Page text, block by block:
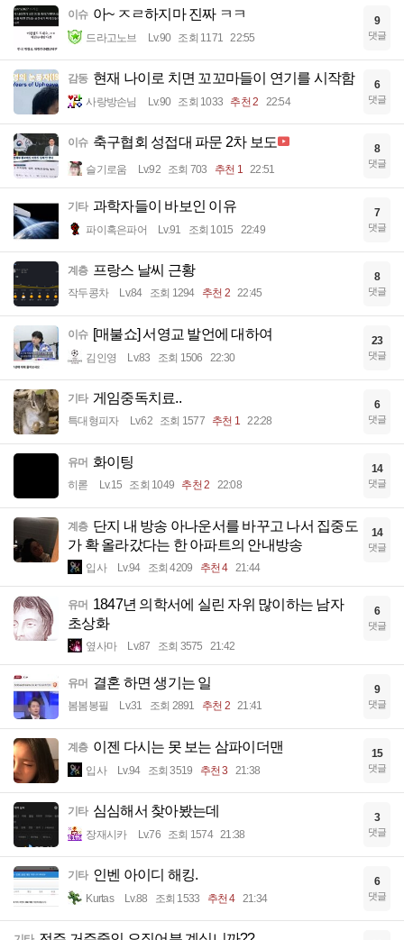
이슈 아~ ㅈㄹ하지마 진짜 ㅋㅋ
드라고노브 Lv.90 조회 1171 22:55
9
댓글
감동 현재 나이로 치면 꼬꼬마들이 연기를 시작함
사랑방손님 Lv.90 조회 1033 추천 2 22:54
6
댓글
이슈 축구협회 성접대 파문 2차 보도
슬기로움 Lv.92 조회 703 추천 1 22:51
8
댓글
기타 과학자들이 바보인 이유
파이혹은파어 Lv.91 조회 1015 22:49
7
댓글
계층 프랑스 날씨 근황
작두콩차 Lv.84 조회 1294 추천 2 22:45
8
댓글
이슈 [매불쇼] 서영교 발언에 대하여
김인영 Lv.83 조회 1506 22:30
23
댓글
기타 게임중독치료..
특대형피자 Lv.62 조회 1577 추천 1 22:28
6
댓글
유머 화이팅
히롣 Lv.15 조회 1049 추천 2 22:08
14
댓글
계층 단지 내 방송 아나운서를 바꾸고 나서 집중도
가 확 올라갔다는 한 아파트의 안내방송
입사 Lv.94 조회 4209 추천 4 21:44
14
댓글
유머 1847년 의학서에 실린 자위 많이하는 남자
초상화
옆사마 Lv.87 조회 3575 21:42
6
댓글
유머 결혼 하면 생기는 일
봄봄봉필 Lv.31 조회 2891 추천 2 21:41
9
댓글
계층 이젠 다시는 못 보는 삼파이더맨
입사 Lv.94 조회 3519 추천 3 21:38
15
댓글
기타 심심해서 찾아봤는데
장재시카 Lv.76 조회 1574 21:38
3
댓글
기타 인벤 아이디 해킹.
Kurtas Lv.88 조회 1533 추천 4 21:34
6
댓글